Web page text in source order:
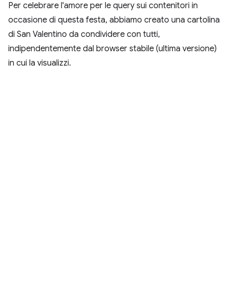
Per celebrare l'amore per le query sui contenitori in
occasione di questa festa, abbiamo creato una cartolina
di San Valentino da condividere con tutti,
indipendentemente dal browser stabile (ultima versione)
in cui la visualizzi.